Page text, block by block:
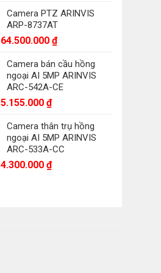
Camera PTZ ARINVIS
ARP-8737AT
64.500.000 ₫
Camera bán cầu hồng
ngoại AI 5MP ARINVIS
ARC-542A-CE
5.155.000 ₫
Camera thân trụ hồng
ngoại AI 5MP ARINVIS
ARC-533A-CC
4.300.000 ₫